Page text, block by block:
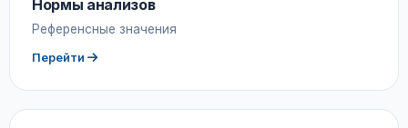
Нормы анализов
Референсные значения
Перейти